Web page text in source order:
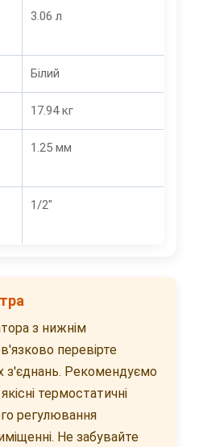
3.06 л
Білий
17.94 кг
1.25 мм
1/2"
з нижнім
перевірте
з'єднань. Рекомендуємо
термостатичні
регулювання
Не забувайте